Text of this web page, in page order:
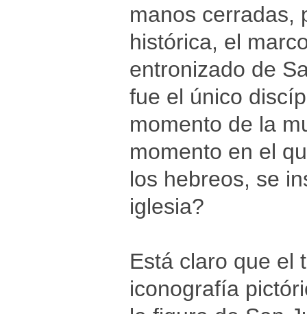
manos cerradas,
histórica, el
entronizado de
fue el único
momento de la
momento en el
los hebreos, se
iglesia?
Está claro que el
iconografía